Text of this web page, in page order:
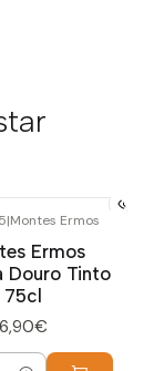
|Montes Ermos
Ermos
Douro Tinto
75cl
6,90€